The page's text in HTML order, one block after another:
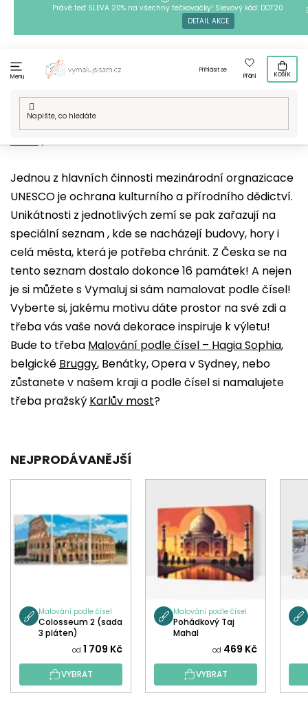
Právě teď SLEVA 20% na všechny tečkovačky! Slevový kód: DOT20
DETAIL AKCE
Menu
Přihlásit se
Přání
KOŠÍK
Domů
Jednou z hlavních činnosti mezinárodní orgnazicace
UNESCO je ochrana kulturního a přírodního dědictví.
Unikátnosti z jednotlivých zemí se pak zařazují na
speciální seznam , kde se nacházejí budovy, hory i
celá města, která je potřeba chránit. Z Česka se na
tento seznam dostalo dokonce 16 památek! A nejen
je si můžete s Vymaluj si sám namalovat podle čísel!
Vyberte si, jakému motivu dáte prostor na své zdi a
třeba vás vaše nová dekorace inspiruje k výletu!
Bude to třeba Malování podle čísel – Hagia Sophia,
belgické Bruggy, Benátky, Opera v Sydney, nebo
zůstanete v našem kraji a podle čísel si namalujete
třeba pražský Karlův most?
NEJPRODÁVANĚJŠÍ
Malování podle čísel
Colosseum 2 (sada
3 pláten)
od 1 709 Kč
VYBRAT
Malování podle čísel
Pohádkový Taj
Mahal
od 469 Kč
VYBRAT